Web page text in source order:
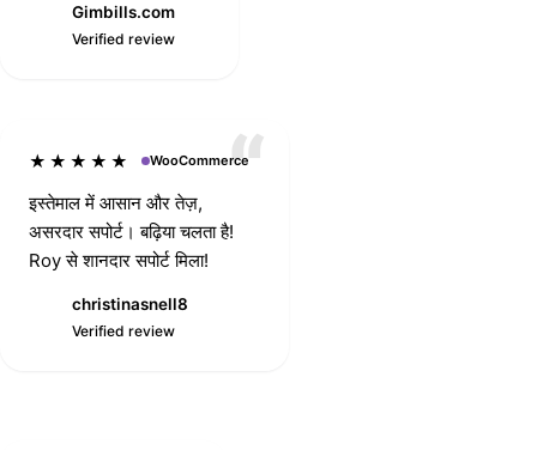
तत्परता का ज़िक्र ज़रूरी है।
Gimbills.com
Verified review
Verified review
★★★★★ WooCommerce
इस्तेमाल में आसान और तेज़,
असरदार सपोर्ट। बढ़िया चलता है!
Roy से शानदार सपोर्ट मिला!
christinasnell8
Verified review
tech3br
Verified review